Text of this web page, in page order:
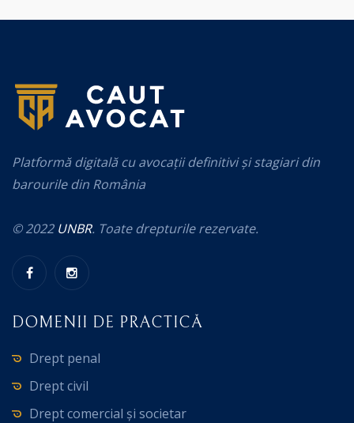
Platformă digitală cu avocații definitivi și stagiari din
barourile din România
© 2022 UNBR. Toate drepturile rezervate.
DOMENII DE PRACTICĂ
Drept penal
Drept civil
Drept comercial și societar